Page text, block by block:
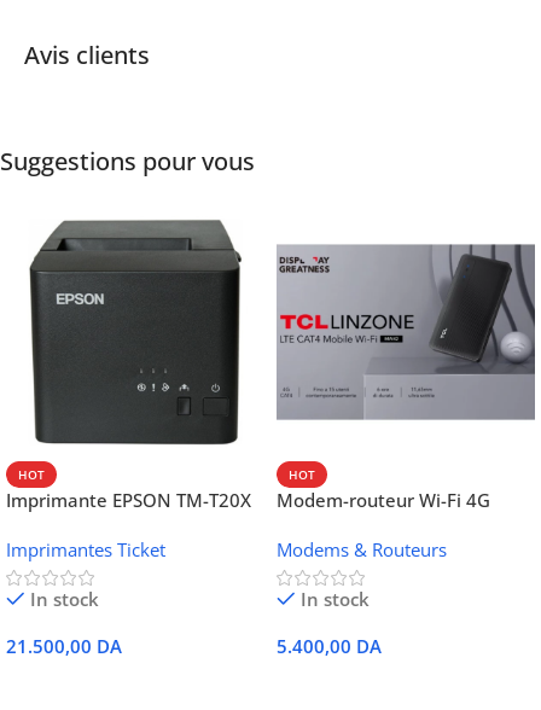
Avis clients
Suggestions pour vous
HOT
Imprimante EPSON TM-T20X
Ethernet
Imprimantes Ticket
In stock
21.500,00 DA
HOT
Modem-routeur Wi-Fi 4G
Modems & Routeurs
In stock
5.400,00 DA